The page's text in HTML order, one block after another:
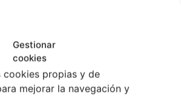
Gestionar
cookies
cookies propias y de
mejorar la navegación y